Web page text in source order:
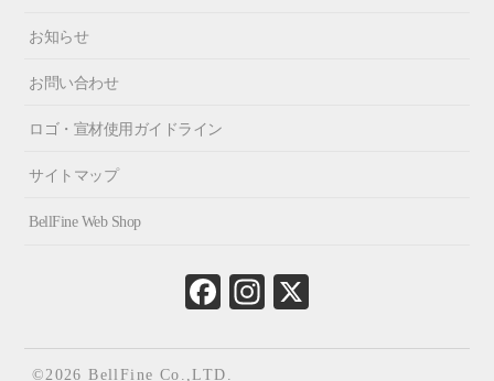
お知らせ
お問い合わせ
ロゴ・宣材使用ガイドライン
サイトマップ
BellFine Web Shop
Fa
ce
ok
In
st
©2026 BellFine Co.,LTD.